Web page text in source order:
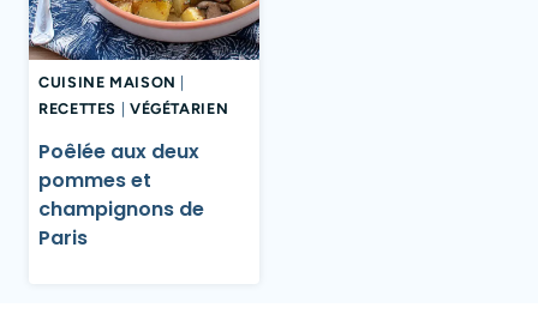
CUISINE MAISON
RECETTES
VÉGÉTARIEN
Poêlée aux deux
pommes et
champignons de
Paris